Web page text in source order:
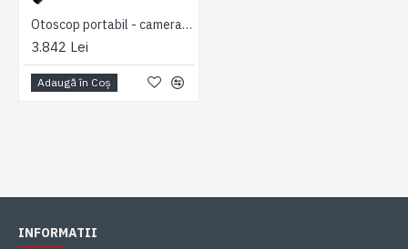
Otoscop portabil - camera ORL fara fir - Earscope Basic Wireless - microscop ORL
3.842 Lei
Adaugă în Coş
INFORMATII